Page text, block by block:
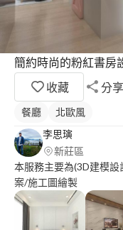
簡約時尚的粉紅書房
收藏
分享
餐廳
北歐風
李思璌
新莊區
本服務主要為(3D建模
案/施工圖繪製